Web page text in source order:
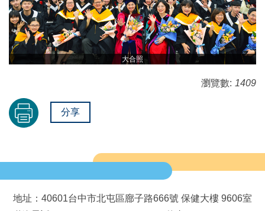
大合照
瀏覽數: 1409
分享
地址：40601台中市北屯區廍子路666號 保健大樓 9606室